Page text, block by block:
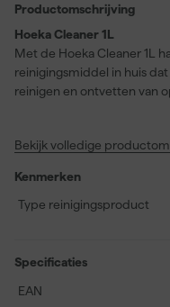
Productomschrijving
Hoeka Cleaner 1L
Met de Hoeka Cleaner 1L
reinigingsmiddel in huis
reinigen en ontvetten van
pleisterwerk en bestaande
aanslag aan zonder de
uitermate geschikt om
blekende strepen achter
behandeling of afwerking.
Bekijk volledige
Kenmerken
Type reinigingsproduct
Specificaties
EAN